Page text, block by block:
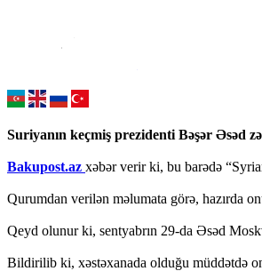
Suriyanın keçmiş prezidenti Bəşər Əsəd
Bakupost.az xəbər verir ki, bu barədə
Qurumdan verilən məlumata görə, hazırda
Qeyd olunur ki, sentyabrın 29-da Əsəd
Bildirilib ki, xəstəxanada olduğu müddətdə